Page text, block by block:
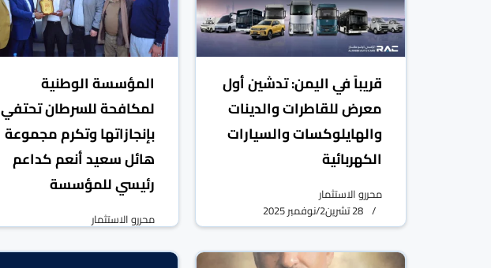
قريباً في اليمن: تدشين أول
معرض للقاطرات والدينات
والهايلوكسات والسيارات
الكهربائية
محررو الاستثمار
28 تشرين2/نوفمبر 2025
المؤسسة الوطنية
لمكافحة للسرطان تحتفي
بإنجازاتها وتكرم مجموعة
هائل سعيد أنعم كداعم
رئيسي للمؤسسة
محررو الاستثمار